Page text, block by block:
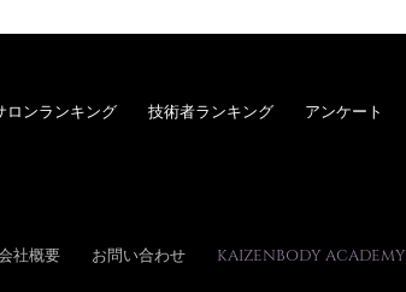
ロンランキング 技術者ランキング アンケート
社概要 お問い合わせ KAIZENBODY